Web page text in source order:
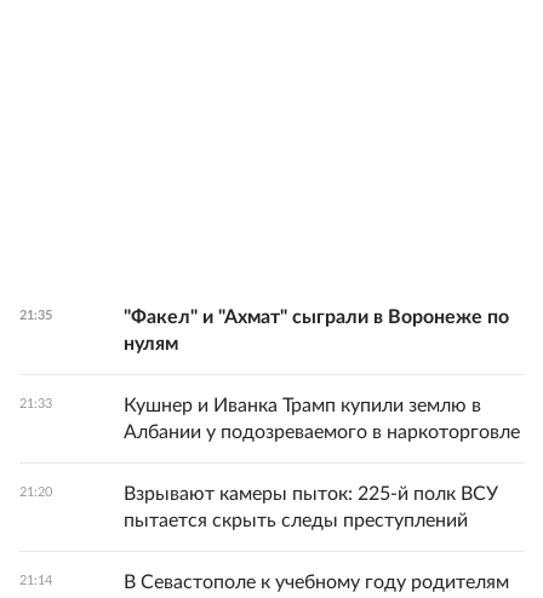
21:35
"Факел" и "Ахмат" сыграли в Воронеже по
нулям
21:33
Кушнер и Иванка Трамп купили землю в
Албании у подозреваемого в наркоторговле
21:20
Взрывают камеры пыток: 225-й полк ВСУ
пытается скрыть следы преступлений
21:14
В Севастополе к учебному году родителям